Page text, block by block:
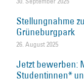
Stellungnahme
Grüneburgpark
26. August 2025
Jetzt bewerben:
Studentinnen*